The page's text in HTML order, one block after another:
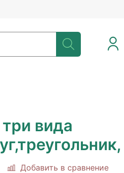
вида
Добавить в сравнение